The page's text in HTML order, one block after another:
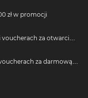
zł w promocji
voucherach za otwarcie
za darmową